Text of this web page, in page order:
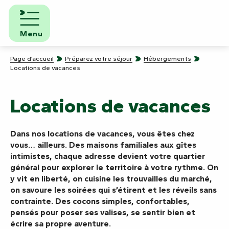
Aller
contenu
principal
Menu
Page d’accueil Préparez votre séjour
Hébergements
Locations de vacances
Locations de vacances
Dans nos locations de vacances, vous êtes chez
vous… ailleurs. Des maisons familiales aux gîtes
intimistes, chaque adresse devient votre quartier
général pour explorer le territoire à votre rythme. On
y vit en liberté, on cuisine les trouvailles du marché,
on savoure les soirées qui s’étirent et les réveils sans
contrainte. Des cocons simples, confortables,
pensés pour poser ses valises, se sentir bien et
écrire sa propre aventure.